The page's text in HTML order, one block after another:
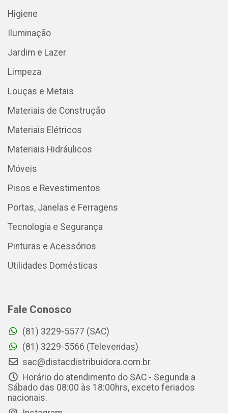
Higiene
Iluminação
Jardim e Lazer
Limpeza
Louças e Metais
Materiais de Construção
Materiais Elétricos
Materiais Hidráulicos
Móveis
Pisos e Revestimentos
Portas, Janelas e Ferragens
Tecnologia e Segurança
Pinturas e Acessórios
Utilidades Domésticas
Fale Conosco
(81) 3229-5577 (SAC)
(81) 3229-5566 (Televendas)
sac@distacdistribuidora.com.br
Horário do atendimento do SAC - Segunda a
Sábado das 08:00 às 18:00hrs, exceto feriados
nacionais.